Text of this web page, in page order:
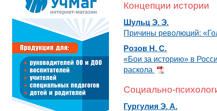
Концепции истории
Шульц Э. Э.
Причины революций:
Розов Н. С.
«Бои за историю» в
раскола
Социально-
Гургулия Э. А.